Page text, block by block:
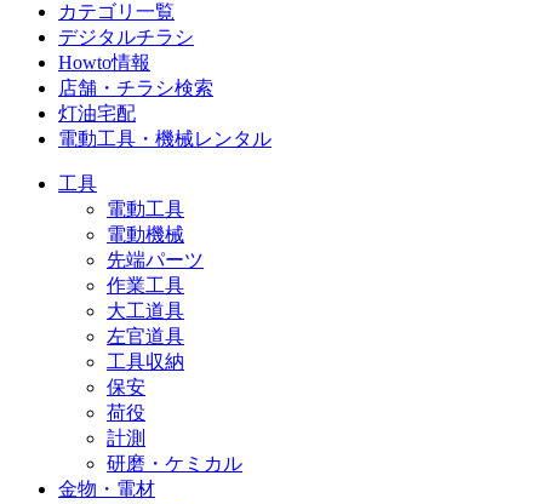
カテゴリ一覧
デジタルチラシ
Howto情報
店舗・チラシ検索
灯油宅配
電動工具・機械レンタル
工具
電動工具
電動機械
先端パーツ
作業工具
大工道具
左官道具
工具収納
保安
荷役
計測
研磨・ケミカル
金物・電材